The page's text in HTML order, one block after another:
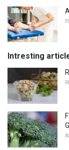
Intresting